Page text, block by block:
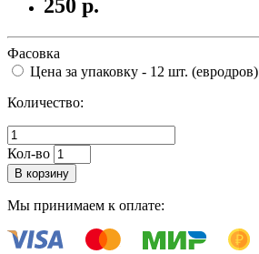
250 р.
Фасовка
Цена за упаковку - 12 шт. (евродров)
Количество:
Кол-во
В корзину
Мы принимаем к оплате: